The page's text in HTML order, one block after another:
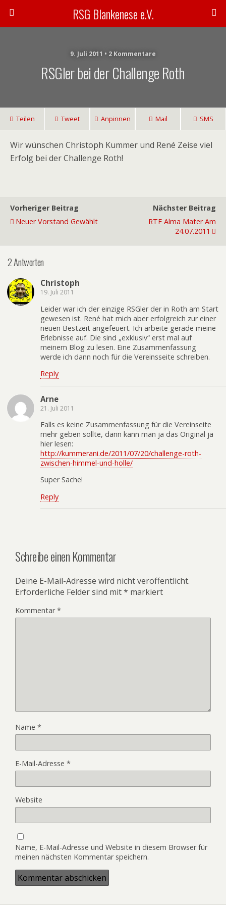
RSG Blankenese e.V.
9. Juli 2011 • 2 Kommentare
RSGler bei der Challenge Roth
Teilen Tweet Anpinnen Mail SMS
Wir wünschen Christoph Kummer und René Zeise viel
Erfolg bei der Challenge Roth!
Vorheriger Beitrag
Neuer Vorstand Gewählt
Nächster Beitrag
RTF Alma Mater Am
24.07.2011
2 Antworten
Christoph
19. Juli 2011
Leider war ich der einzige RSGler der in Roth am Start
gewesen ist. René hat mich aber erfolgreich zur einer
neuen Bestzeit angefeuert. Ich arbeite gerade meine
Erlebnisse auf. Die sind „exklusiv“ erst mal auf
meinem Blog zu lesen. Eine Zusammenfassung
werde ich dann noch für die Vereinsseite schreiben.
Reply
Arne
21. Juli 2011
Falls es keine Zusammenfassung für die Vereinseite
mehr geben sollte, dann kann man ja das Original ja
hier lesen:
http://kummerani.de/2011/07/20/challenge-roth-
zwischen-himmel-und-holle/
Super Sache!
Reply
Schreibe einen Kommentar
Deine E-Mail-Adresse wird nicht veröffentlicht.
Erforderliche Felder sind mit* markiert
Kommentar*
Name *
E-Mail-Adresse *
Website
Name, E-Mail-Adresse und Website in diesem Browser für
meinen nächsten Kommentar speichern.